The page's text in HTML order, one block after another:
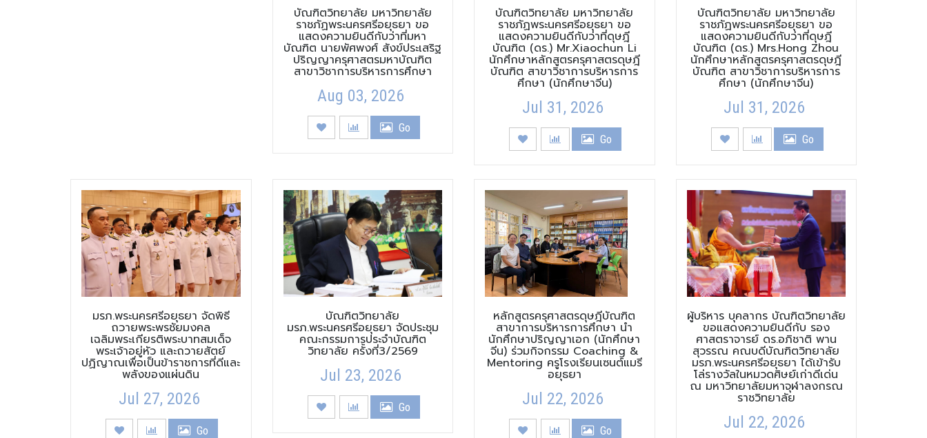
บัณฑิตวิทยาลัย มหาวิทยาลัย
ราชภัฏพระนครศรีอยุธยา ขอ
แสดงความยินดีกับว่าที่มหา
บัณฑิต นายพัศพงศ์ สังข์ประเสริฐ
ปริญญาครุศาสตรมหาบัณฑิต
สาขาวิชาการบริหารการศึกษา
Aug 03, 2026
Go
บัณฑิตวิทยาลัย มหาวิทยาลัย
ราชภัฏพระนครศรีอยุธยา ขอ
แสดงความยินดีกับว่าที่ดุษฎี
บัณฑิต (ดร.) Mr.Xiaochun Li
นักศึกษาหลักสูตรครุศาสตรดุษฎี
บัณฑิต สาขาวิชาการบริหารการ
ศึกษา (นักศึกษาจีน)
Jul 31, 2026
Go
บัณฑิตวิทยาลัย มหาวิทยาลัย
ราชภัฏพระนครศรีอยุธยา ขอ
แสดงความยินดีกับว่าที่ดุษฎี
บัณฑิต (ดร.) Mrs.Hong Zhou
นักศึกษาหลักสูตรครุศาสตรดุษฎี
บัณฑิต สาขาวิชาการบริหารการ
ศึกษา (นักศึกษาจีน)
Jul 31, 2026
Go
มรภ.พระนครศรีอยุธยา จัดพิธี
ถวายพระพรชัยมงคล
เฉลิมพระเกียรติพระบาทสมเด็จ
พระเจ้าอยู่หัว และถวายสัตย์
ปฏิญาณเพื่อเป็นข้าราชการที่ดีและ
พลังของแผ่นดิน
Jul 27, 2026
Go
บัณฑิตวิทยาลัย
มรภ.พระนครศรีอยุธยา จัดประชุม
คณะกรรมการประจำบัณฑิต
วิทยาลัย ครั้งที่3/2569
Jul 23, 2026
Go
หลักสูตรครุศาสตรดุษฎีบัณฑิต
สาขาการบริหารการศึกษา นำ
นักศึกษาปริญญาเอก (นักศึกษา
จีน) ร่วมกิจกรรม Coaching &
Mentoring ครูโรงเรียนเซนต์แมรี
อยุธยา
Jul 22, 2026
Go
ผู้บริหาร บุคลากร บัณฑิตวิทยาลัย
ขอแสดงความยินดีกับ รอง
ศาสตราจารย์ ดร.อภิชาติ พาน
สุวรรณ คณบดีบัณฑิตวิทยาลัย
มรภ.พระนครศรีอยุธยา ได้เข้ารับ
โล่รางวัลในหมวดศิษย์เก่าดีเด่น
ณ มหาวิทยาลัยมหาจุฬาลงกรณ
ราชวิทยาลัย
Jul 22, 2026